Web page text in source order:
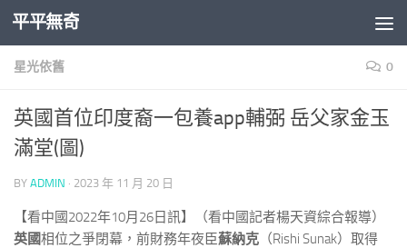
Skip to content
平平無奇
星光依舊 0
英國首位印度裔一包養app輔弼 岳父家金玉
滿堂(圖)
BY ADMIN · 2023 年 11 月 20 日
【看中國2022年10月26日訊】（看中國記者楊天資綜合報導）
英國相位之爭閉幕，前財務年夜臣蘇納克 （Rishi Sunak）取得